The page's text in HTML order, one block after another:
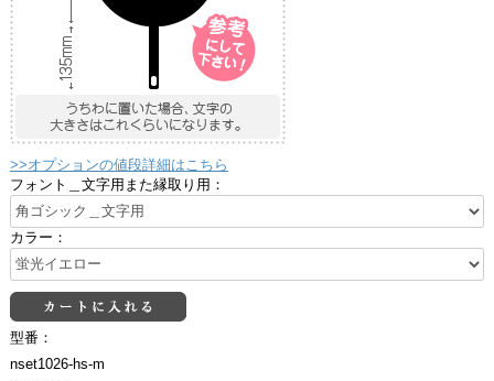
>>オプションの値段詳細はこちら
フォント＿文字用また縁取り用：
カラー：
型番：
nset1026-hs-m